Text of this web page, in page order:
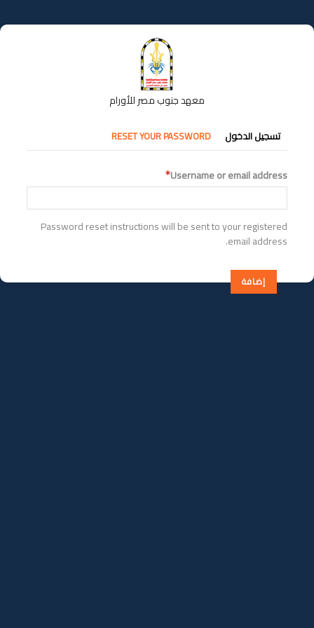
إلى
المحتوى
معهد جنوب مصر للأورام
التبويبات
الأساسية
تسجيل الدخول RESET YOUR PASSWORD
Username or email address
Password reset instructions will be sent to your registered
email address.